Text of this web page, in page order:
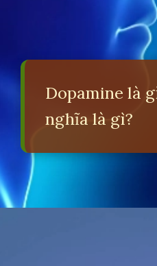
Dopamine là
nghĩa là gì?